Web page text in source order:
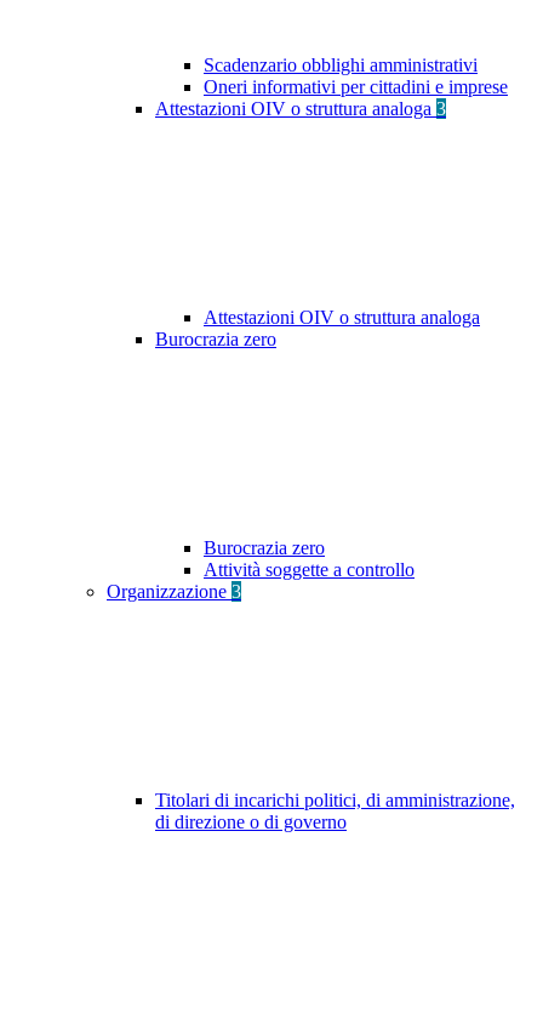
Scadenzario obblighi amministrativi
Oneri informativi per cittadini e imprese
Attestazioni OIV o struttura analoga 3
Attestazioni OIV o struttura analoga
Burocrazia zero
Burocrazia zero
Attività soggette a controllo
Organizzazione 3
Titolari di incarichi politici, di amministrazione,
di direzione o di governo